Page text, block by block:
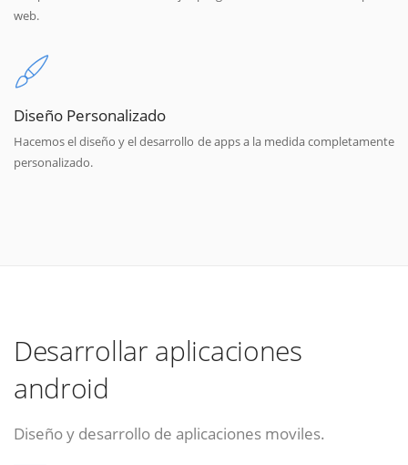
web.
Diseño Personalizado
Hacemos el diseño y el desarrollo de apps a la medida completamente
personalizado.
Desarrollar aplicaciones
android
Diseño y desarrollo de aplicaciones moviles.